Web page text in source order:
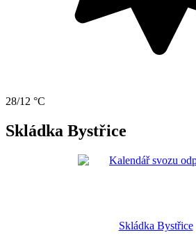
28/12 °C
Skládka Bystřice
Skládka Bystřice